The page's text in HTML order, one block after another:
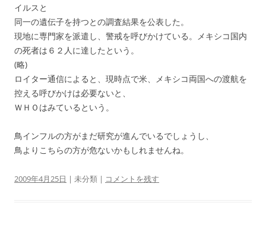
イルスと
同一の遺伝子を持つとの調査結果を公表した。
現地に専門家を派遣し、警戒を呼びかけている。メキシコ国内
の死者は６２人に達したという。
(略)
ロイター通信によると、現時点で米、メキシコ両国への渡航を
控える呼びかけは必要ないと、
ＷＨＯはみているという。
鳥インフルの方がまだ研究が進んでいるでしょうし、
鳥よりこちらの方が危ないかもしれませんね。
2009年4月25日 | 未分類 | コメントを残す